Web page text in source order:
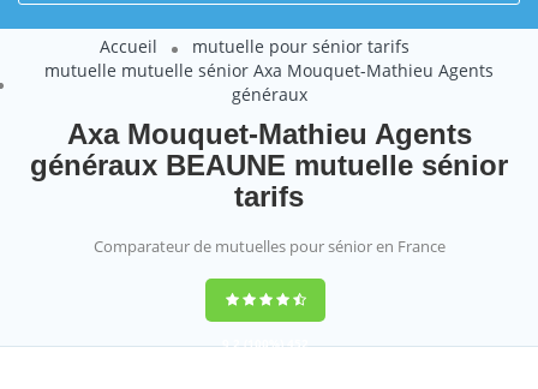
Accueil
mutuelle pour sénior tarifs
mutuelle mutuelle sénior Axa Mouquet-Mathieu Agents
généraux
Axa Mouquet-Mathieu Agents
généraux BEAUNE mutuelle sénior
tarifs
Comparateur de mutuelles pour sénior en France
9,2(100%)452